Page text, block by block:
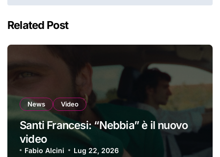
Related Post
News Video
Santi Francesi: “Nebbia” è il nuovo
video
Fabio Alcini Lug 22, 2026